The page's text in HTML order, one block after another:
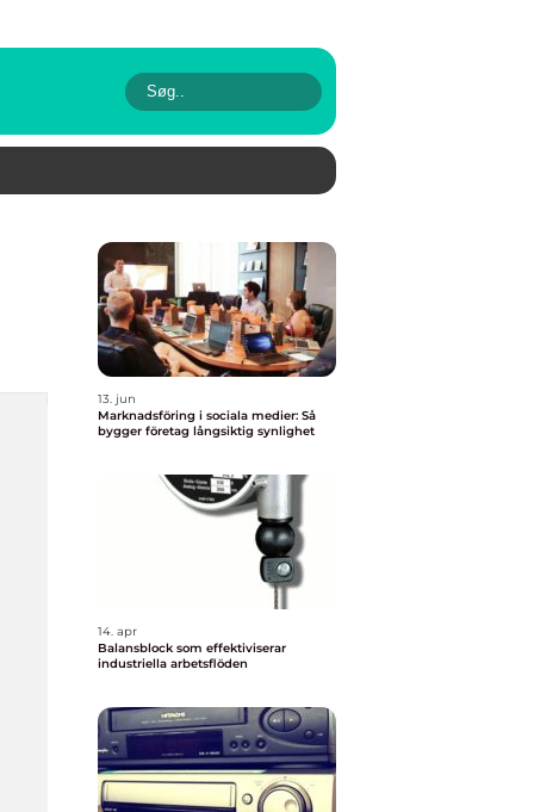
13. jun
Marknadsföring i sociala medier: Så
bygger företag långsiktig synlighet
14. apr
Balansblock som effektiviserar
industriella arbetsflöden